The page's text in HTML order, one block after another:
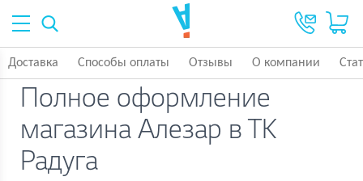
Доставка Способы оплаты Отзывы О компании
Полное оформление
магазина Алезар в ТК
Радуга